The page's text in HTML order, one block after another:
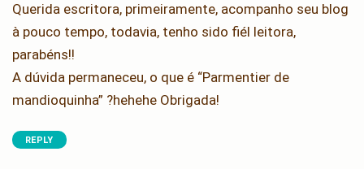
Querida escritora, primeiramente, acompanho seu blog
à pouco tempo, todavia, tenho sido fiél leitora,
parabéns!!
A dúvida permaneceu, o que é “Parmentier de
mandioquinha” ?hehehe Obrigada!
REPLY